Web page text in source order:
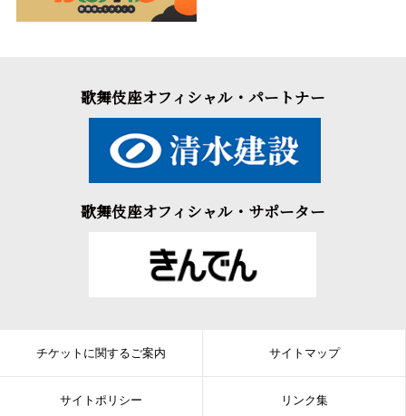
歌舞伎座オフィシャル・パートナー
歌舞伎座オフィシャル・サポーター
チケットに関するご案内 サイトマップ
サイトポリシー リンク集